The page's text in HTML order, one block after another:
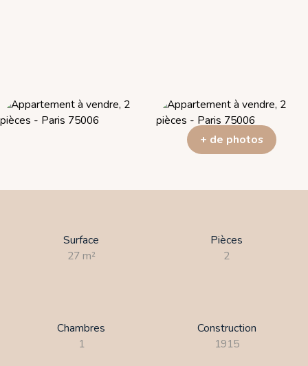
+ de photos
Surface
27 m²
Pièces
2
Chambres
1
Construction
1915